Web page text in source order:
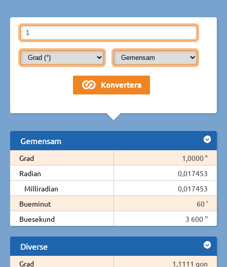
Gemensam
Grad
1,0000 °
Radian
0,017453
Milliradian
0,017453
Bueminut
60 '
Buesekund
3 600 ''
Diverse
Grad
1,1111 gon